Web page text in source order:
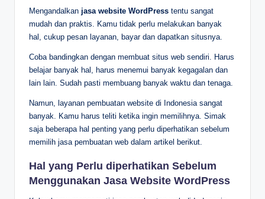
Mengandalkan jasa website WordPress tentu sangat
mudah dan praktis. Kamu tidak perlu melakukan banyak
hal, cukup pesan layanan, bayar dan dapatkan situsnya.
Coba bandingkan dengan membuat situs web sendiri. Harus
belajar banyak hal, harus menemui banyak kegagalan dan
lain lain. Sudah pasti membuang banyak waktu dan tenaga.
Namun, layanan pembuatan website di Indonesia sangat
banyak. Kamu harus teliti ketika ingin memilihnya. Simak
saja beberapa hal penting yang perlu diperhatikan sebelum
memilih jasa pembuatan web dalam artikel berikut.
Hal yang Perlu diperhatikan Sebelum
Menggunakan Jasa Website WordPress